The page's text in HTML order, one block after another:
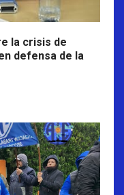
la crisis de
defensa de la